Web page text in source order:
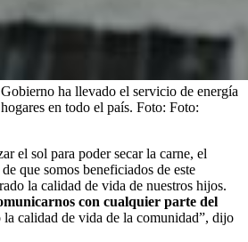
ha llevado el servicio de energía
en todo el país. Foto: Foto:
el sol para poder secar la carne, el
que somos beneficiados de este
la calidad de vida de nuestros hijos.
con cualquier parte del
la calidad de vida de la comunidad”, dijo